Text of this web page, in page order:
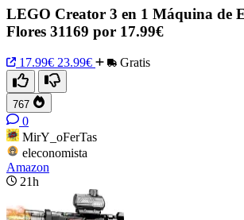
LEGO Creator 3 en 1 Máquina de
Flores 31169 por 17.99€
17.99€ 23.99€ Gratis
767
0
MirY_oFerTas
eleconomista
Amazon
21h